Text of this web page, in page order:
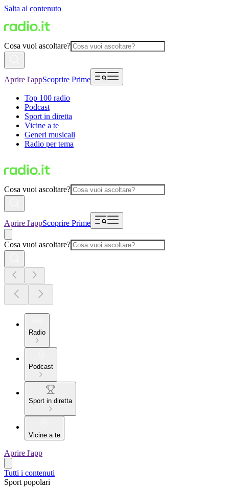
Salta al contenuto
Cosa vuoi ascoltare?
Aprire l'appScoprire Prime
Top 100 radio
Podcast
Sport in diretta
Vicine a te
Generi musicali
Radio per tema
Cosa vuoi ascoltare?
Aprire l'appScoprire Prime
Cosa vuoi ascoltare?
Radio
Podcast
Sport in diretta
Vicine a te
Aprire l'app
Tutti i contenuti
Sport popolari